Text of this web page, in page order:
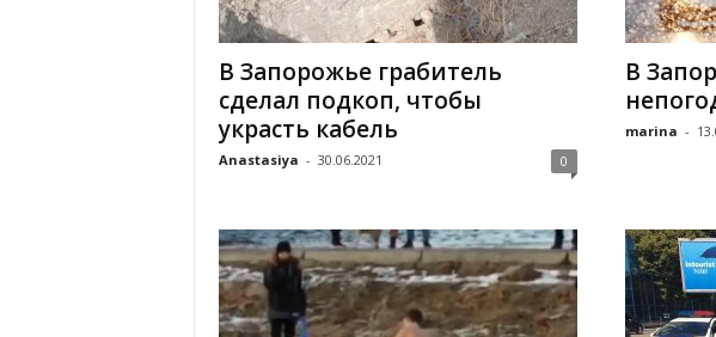
В Запорожье грабитель
сделал подкоп, чтобы
украсть кабель
Anastasiya - 30.06.2021 0
В
marina -